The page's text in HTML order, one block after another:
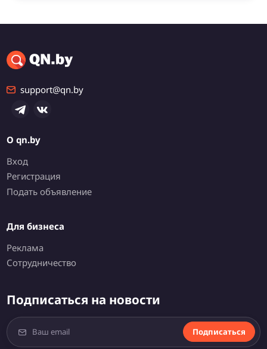
support@qn.by
О qn.by
Вход
Регистрация
Подать объявление
Для бизнеса
Реклама
Сотрудничество
Подписаться на новости
Подписаться